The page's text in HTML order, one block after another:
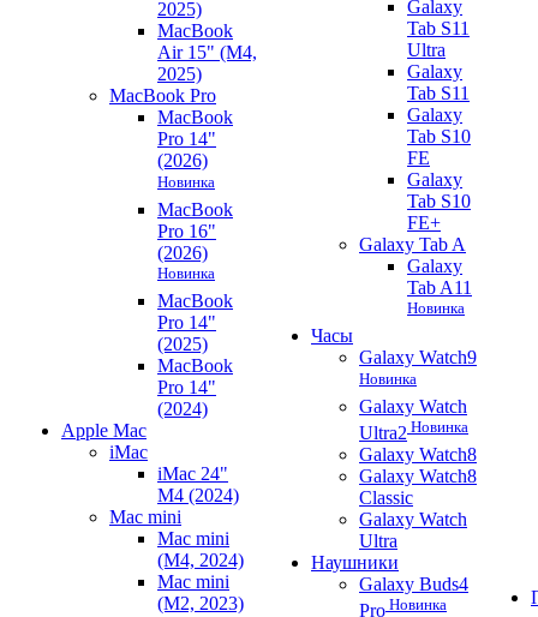
2025)
MacBook
Air 15" (M4,
2025)
MacBook Pro
MacBook
Pro 14"
(2026)
Новинка
MacBook
Pro 16"
(2026)
Новинка
MacBook
Pro 14"
(2025)
MacBook
Pro 14"
(2024)
Apple Mac
iMac
iMac 24"
M4 (2024)
Mac mini
Mac mini
(M4, 2024)
Mac mini
(M2, 2023)
Galaxy
Tab S11
Ultra
Galaxy
Tab S11
Galaxy
Tab S10
FE
Galaxy
Tab S10
FE+
Galaxy Tab A
Galaxy
Tab A11
Новинка
Часы
Galaxy Watch9
Новинка
Galaxy Watch
Ultra2 Новинка
Galaxy Watch8
Galaxy Watch8
Classic
Galaxy Watch
Ultra
Наушники
Galaxy Buds4
Pro Новинка